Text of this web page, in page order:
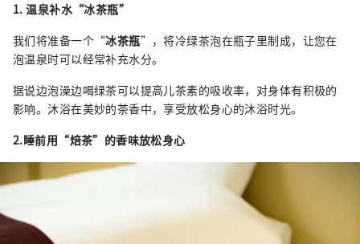
1. 温泉补水“冰茶瓶”
我们将准备一个“冰茶瓶”，将冷绿茶泡在瓶子里制成，让您在
泡温泉时可以经常补充水分。
据说边泡澡边喝绿茶可以提高儿茶素的吸收率，对身体有积极的
影响。沐浴在美妙的茶香中，享受放松身心的沐浴时光。
2.睡前用“焙茶”的香味放松身心